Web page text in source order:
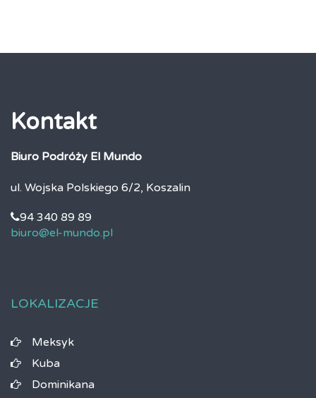
Kontakt
Biuro Podróży El Mundo
ul. Wojska Polskiego 6/2, Koszalin
94 340 89 89
biuro@el-mundo.pl
LOKALIZACJE
Meksyk
Kuba
Dominikana